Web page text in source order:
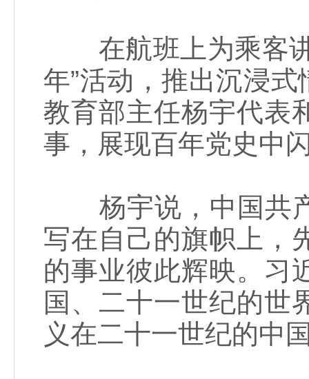
在航班上为乘客讲
年”活动，推出沉浸
教育部主任杨宇代表
事，展现百年党史中
杨宇说，中国共产
写在自己的旗帜上，
的事业彼此辉映。习
国、二十一世纪的世
义在二十一世纪的中